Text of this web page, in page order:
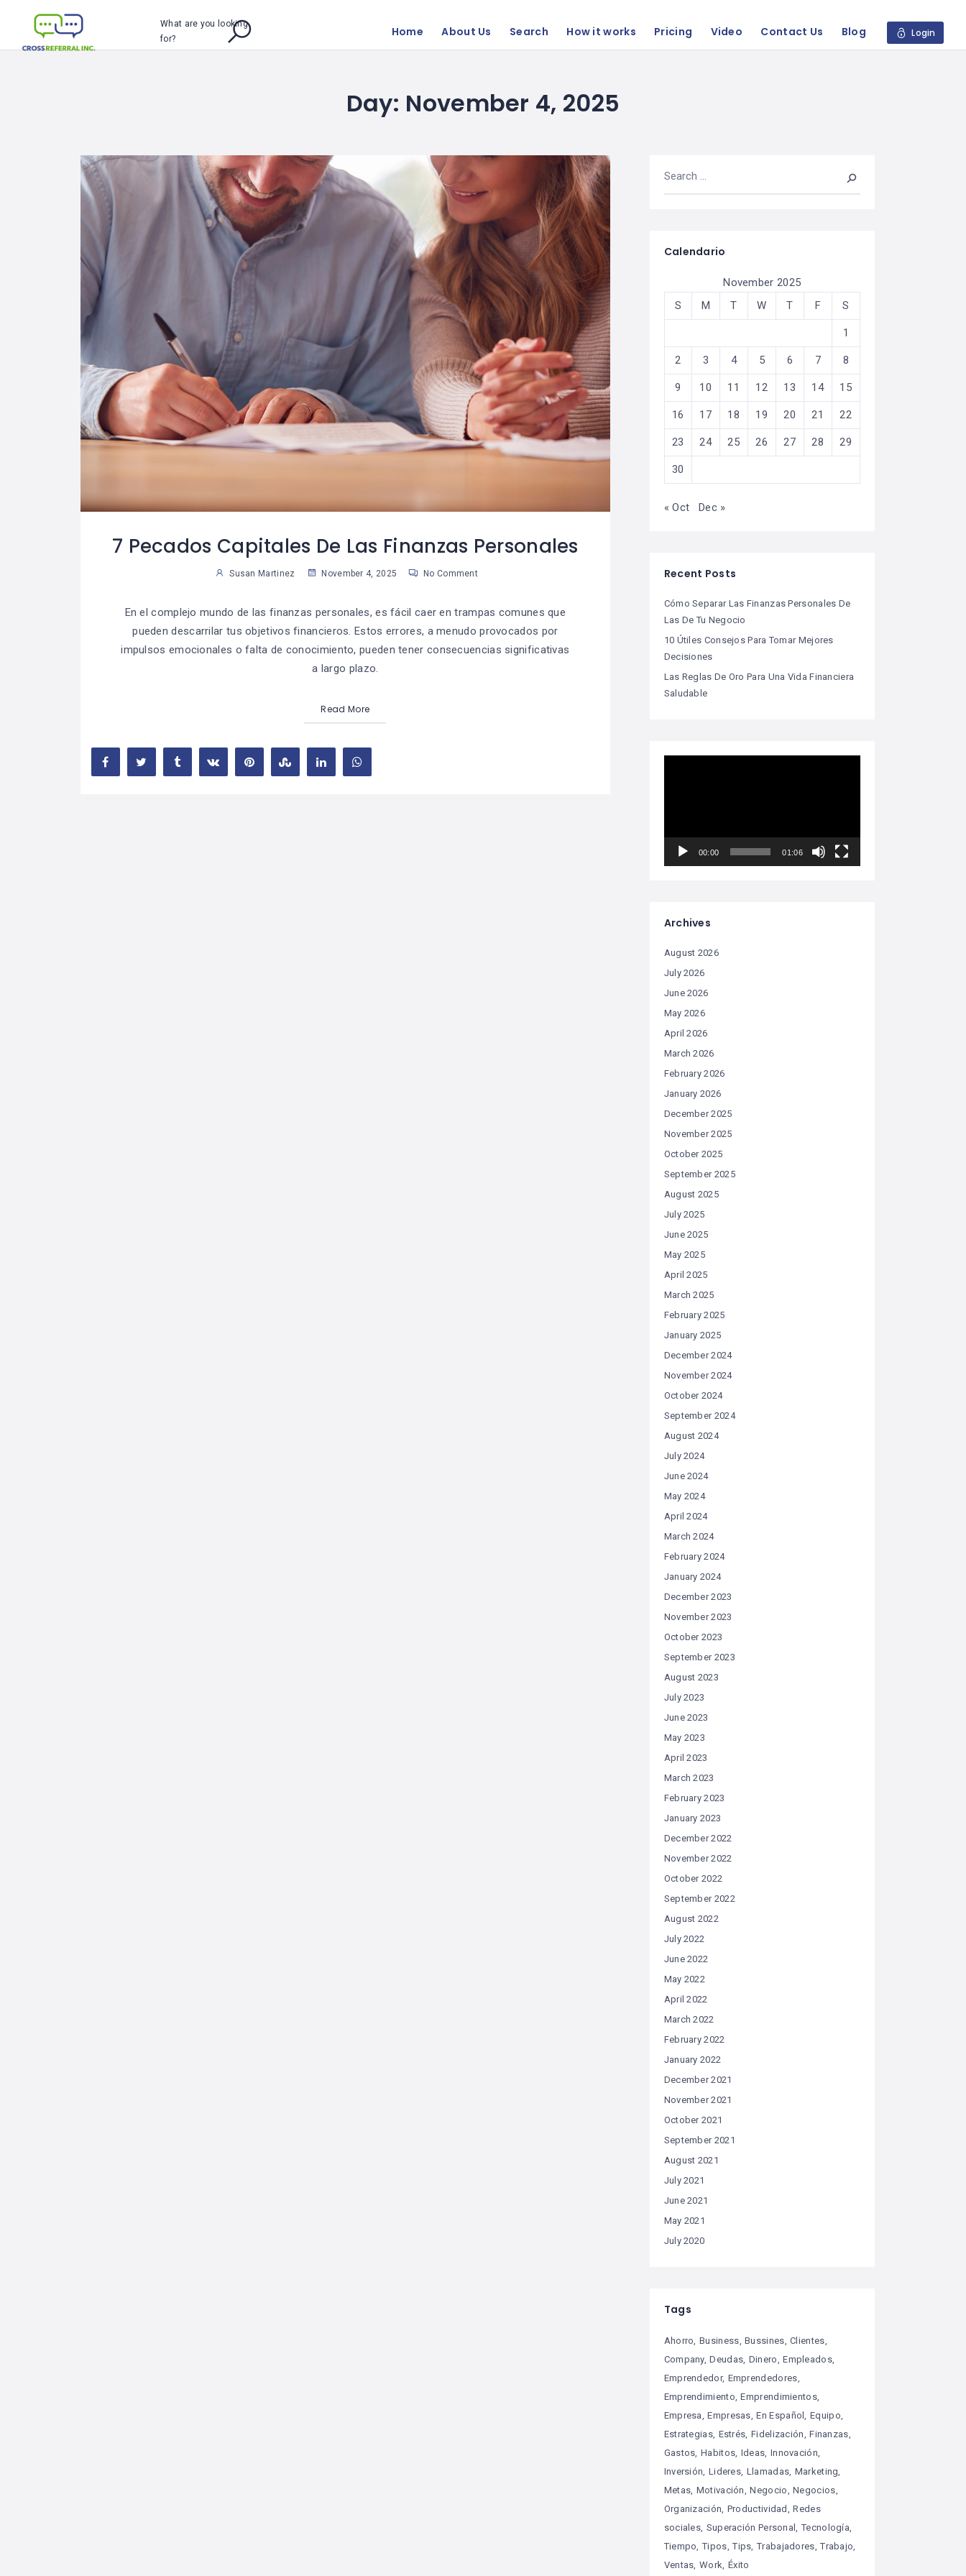
What are you looking
for?
Home About Us Search How it works Pricing Video Contact Us Blog Login
Day: November 4, 2025
7 Pecados Capitales De Las Finanzas Personales
Susan Martinez November 4, 2025 No Comment
En el complejo mundo de las finanzas personales, es fácil caer en trampas comunes que
pueden descarrilar tus objetivos financieros. Estos errores, a menudo provocados por
impulsos emocionales o falta de conocimiento, pueden tener consecuencias significativas
a largo plazo.
Read More
Calendario
November 2025
S
M T W T F S
1
2 3 4 5 6 7 8
9 10 11 12 13 14 15
16 17 18 19 20 21 22
23 24 25 26 27 28 29
30
« Oct Dec »
Recent Posts
Cómo Separar Las Finanzas Personales De
Las De Tu Negocio
10 Útiles Consejos Para Tomar Mejores
Decisiones
Las Reglas De Oro Para Una Vida Financiera
Saludable
00:00 01:06
Archives
August 2026
July 2026
June 2026
May 2026
April 2026
March 2026
February 2026
January 2026
December 2025
November 2025
October 2025
September 2025
August 2025
July 2025
June 2025
May 2025
April 2025
March 2025
February 2025
January 2025
December 2024
November 2024
October 2024
September 2024
August 2024
July 2024
June 2024
May 2024
April 2024
March 2024
February 2024
January 2024
December 2023
November 2023
October 2023
September 2023
August 2023
July 2023
June 2023
May 2023
April 2023
March 2023
February 2023
January 2023
December 2022
November 2022
October 2022
September 2022
August 2022
July 2022
June 2022
May 2022
April 2022
March 2022
February 2022
January 2022
December 2021
November 2021
October 2021
September 2021
August 2021
July 2021
June 2021
May 2021
July 2020
Tags
Ahorro Business Bussines Clientes
Company Deudas Dinero
Empleados
Emprendedor Emprendedores
Emprendimiento Emprendimientos
Empresa
Empresas En Español
Equipo
Estrategias Estrés Fidelización
Finanzas
Gastos Habitos Ideas Innovación
Inversión Lideres Llamadas Marketing
Metas Motivación Negocio
Negocios
Organización Productividad
Redes
sociales Superación Personal
Tecnología
Tiempo
Tipos Tips Trabajadores Trabajo
Ventas Work Éxito